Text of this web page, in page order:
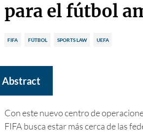
para el fútbol
FIFA FÚTBOL SPORTS LAW UEFA
Abstract
Con este nuevo centro de
FIFA busca estar más cerca de las